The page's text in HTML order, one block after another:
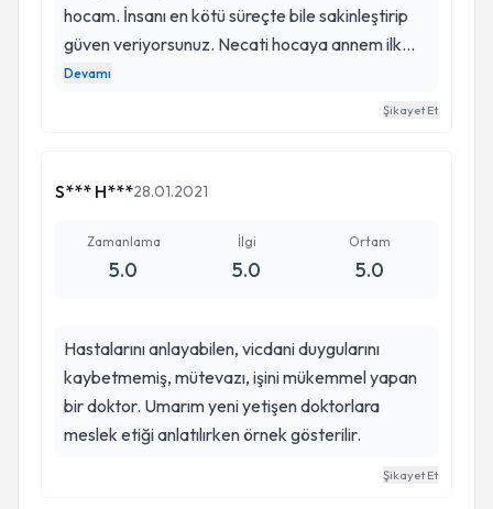
hocam. İnsanı en kötü süreçte bile sakinleştirip
güven veriyorsunuz. Necati hocaya annem ilk
olarak boyun fıtığı ameliyatı oldu. Öncesinde 2
doktora gitmiştik. Bir tanesi kolunda felç kalma
necati hocamla karşılaştık. Kendisi bize evet risk
varız. Hiç merak etme ben senin ameliyatını
yaparım dedi. Ve ameliyat başaralı geçti. Şimdi
ameliyatımızda çok iyi geçti. Hocam siz bizim
şansımızsınız. Allahım size uzun ömürler versin.
Sizin gibi doktorlara bu ülkenin çok ihtiyacı var. İyi
ki varsınız!
Devamı
Şikayet Et
S*** H***28.01.2021
Zamanlama
5.0
İlgi
5.0
Ortam
5.0
Hastalarını anlayabilen, vicdani duygularını
kaybetmemiş, mütevazı, işini mükemmel yapan
bir doktor. Umarım yeni yetişen doktorlara
meslek etiği anlatılırken örnek gösterilir.
Şikayet Et